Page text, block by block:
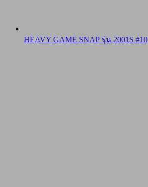
HEAVY GAME SNAP รุ่น 2001S #10